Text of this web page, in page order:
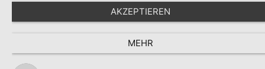
AKZEPTIEREN
MEHR